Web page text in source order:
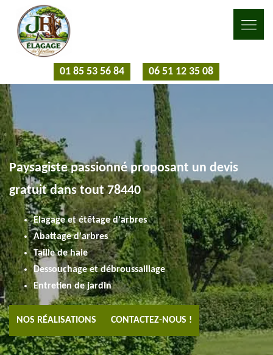
01 85 53 56 84 06 51 12 35 08
Paysagiste passionné proposant un devis
gratuit dans tout 78440
Elagage et étêtage d'arbres
Abattage d'arbres
Taille de haie
Dessouchage et débroussaillage
Entretien de jardin
NOS RÉALISATIONS CONTACTEZ-NOUS !